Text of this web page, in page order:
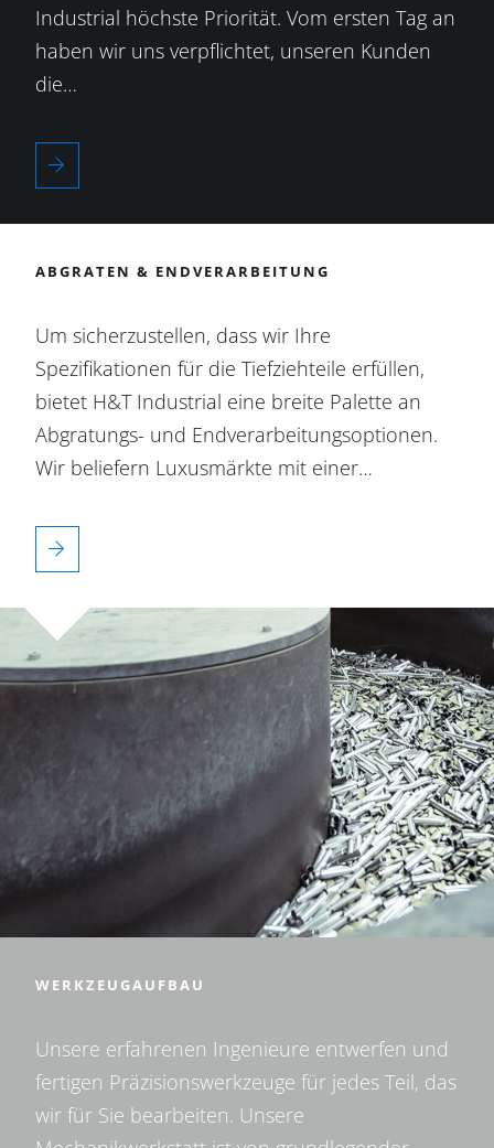
Industrial höchste Priorität. Vom ersten Tag an
haben wir uns verpflichtet, unseren Kunden
die…
ABGRATEN & ENDVERARBEITUNG
Um sicherzustellen, dass wir Ihre
Spezifikationen für die Tiefziehteile erfüllen,
bietet H&T Industrial eine breite Palette an
Abgratungs- und Endverarbeitungsoptionen.
Wir beliefern Luxusmärkte mit einer…
WERKZEUGAUFBAU
Unsere erfahrenen Ingenieure entwerfen und
fertigen Präzisionswerkzeuge für jedes Teil, das
wir für Sie bearbeiten. Unsere